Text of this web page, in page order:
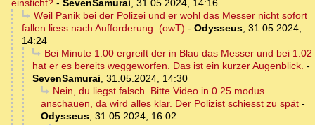
einsticht? - SevenSamurai, 31.05.2024, 14:16
Weil Panik bei der Polizei und er wohl das Messer nicht sofort
fallen liess nach Aufforderung. (owT) - Odysseus, 31.05.2024,
14:24
Bei Minute 1:00 ergreift der in Blau das Messer und bei 1:02
hat er es bereits weggeworfen. Das ist ein kurzer Augenblick. -
SevenSamurai, 31.05.2024, 14:30
Nein, du liegst falsch. Bitte Video in 0.25 modus
anschauen, da wird alles klar. Der Polizist schiesst zu spät -
Odysseus, 31.05.2024, 16:02